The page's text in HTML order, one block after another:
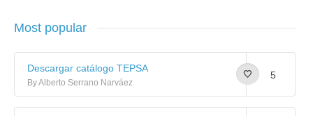
Most popular
Descargar catálogo TEPSA
By Alberto Serrano Narváez
5